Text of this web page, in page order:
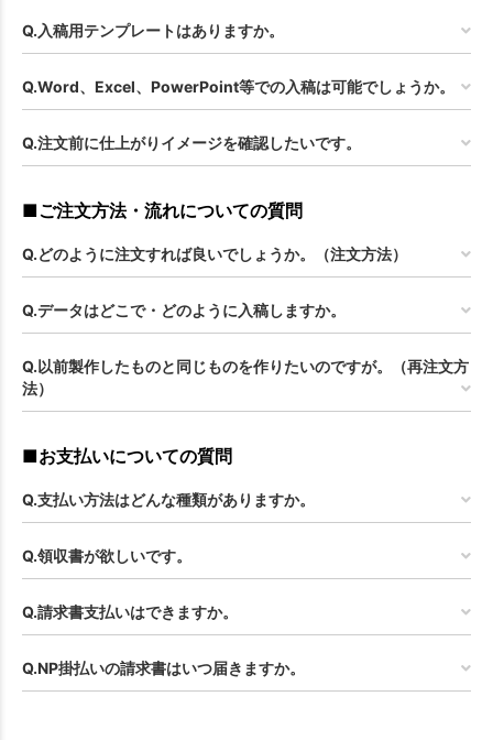
Q.入稿用テンプレートはありますか。
Q.Word、Excel、PowerPoint等での入稿は可能でしょうか。
Q.注文前に仕上がりイメージを確認したいです。
■ご注文方法・流れについての質問
Q.どのように注文すれば良いでしょうか。（注文方法）
Q.データはどこで・どのように入稿しますか。
Q.以前製作したものと同じものを作りたいのですが。（再注文方
法）
■お支払いについての質問
Q.支払い方法はどんな種類がありますか。
Q.領収書が欲しいです。
Q.請求書支払いはできますか。
Q.NP掛払いの請求書はいつ届きますか。